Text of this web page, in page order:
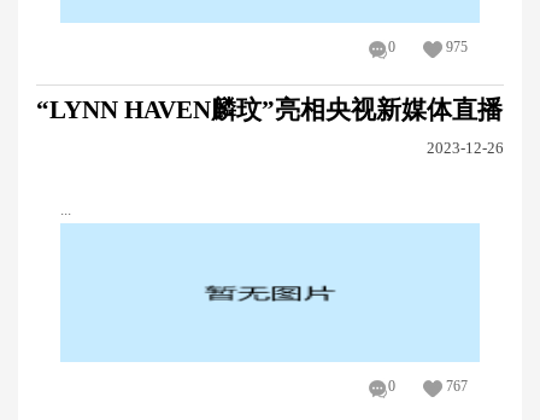
0 975
“LYNN HAVEN麟玟”亮相央视新媒体直播
2023-12-26
...
0 767